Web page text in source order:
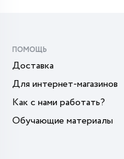
ПОМОЩЬ
Доставка
Для интернет-магазинов
Как с нами работать?
Обучающие материалы